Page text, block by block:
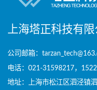
上海塔正科技有限
公司邮箱：
电话：021-31598217，
地址：上海市松江区泗泾镇